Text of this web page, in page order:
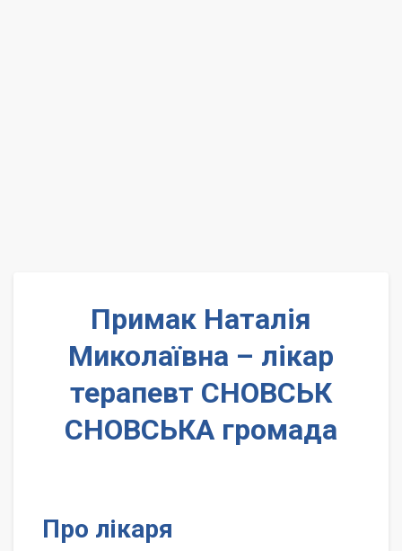
Примак Наталія
Миколаївна – лікар
терапевт СНОВСЬК
СНОВСЬКА громада
Про лікаря